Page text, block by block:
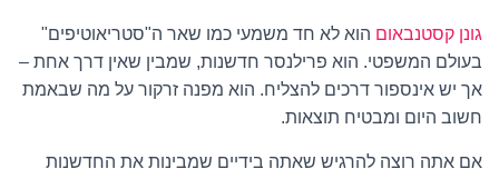
גונן קסטנבאום הוא לא חד משמעי כמו שאר ה"סטריאוטיפים"
בעולם המשפטי. הוא פרילנסר חדשנות, שמבין שאין דרך אחת –
אך יש אינספור דרכים להצליח. הוא מפנה זרקור על מה שבאמת
חשוב היום ומבטיח תוצאות.
אם אתה רוצה להרגיש שאתה בידיים שמבינות את החדשנות